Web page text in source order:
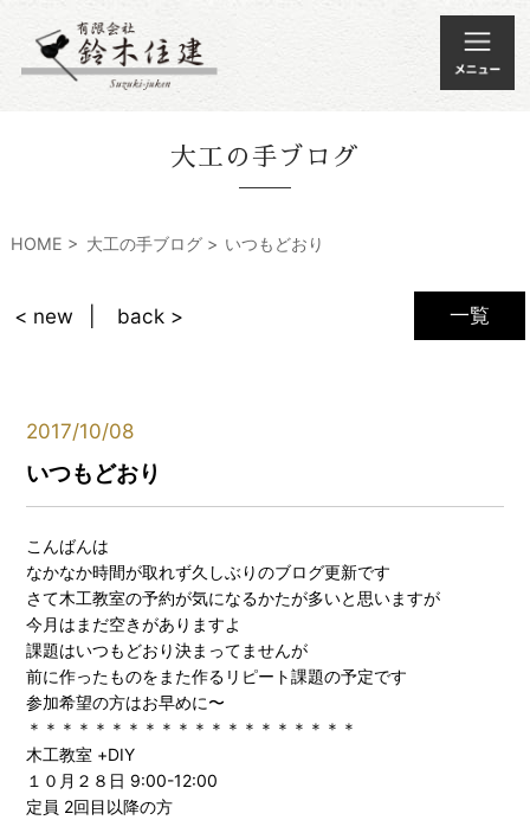
大工の手ブログ
HOME 大工の手ブログ いつもどおり
一覧
< new back >
2017/10/08
いつもどおり
こんばんは
なかなか時間が取れず久しぶりのブログ更新です
さて木工教室の予約が気になるかたが多いと思いますが
今月はまだ空きがありますよ
課題はいつもどおり決まってませんが
前に作ったものをまた作るリピート課題の予定です
参加希望の方はお早めに〜
＊＊＊＊＊＊＊＊＊＊＊＊＊＊＊＊＊＊＊＊
木工教室 +DIY
１０月２８日 9:00-12:00
定員 2回目以降の方